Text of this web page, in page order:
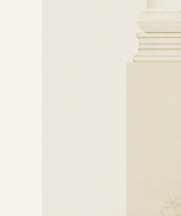
отмечает актер "Et Cetera" -